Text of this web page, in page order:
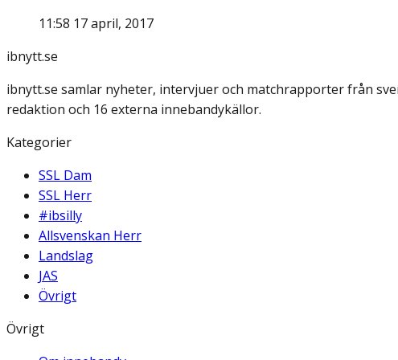
11:58 17 april, 2017
ibnytt.se
ibnytt.se samlar nyheter, intervjuer och matchrapporter från
redaktion och 16 externa innebandykällor.
Kategorier
SSL Dam
SSL Herr
#ibsilly
Allsvenskan Herr
Landslag
JAS
Övrigt
Övrigt